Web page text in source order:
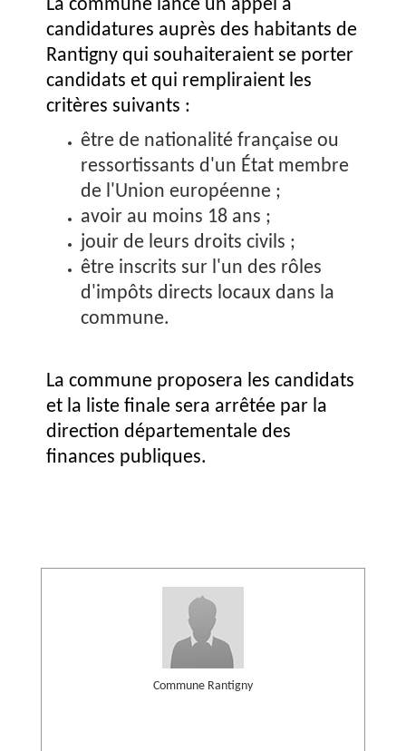
La commune lance un appel à
candidatures auprès des habitants de
Rantigny qui souhaiteraient se porter
candidats et qui rempliraient les
critères suivants :
être de nationalité française ou
ressortissants d'un État membre
de l'Union européenne ;
avoir au moins 18 ans ;
jouir de leurs droits civils ;
être inscrits sur l'un des rôles
d'impôts directs locaux dans la
commune.
La commune proposera les candidats
et la liste finale sera arrêtée par la
direction départementale des
finances publiques.
Commune Rantigny